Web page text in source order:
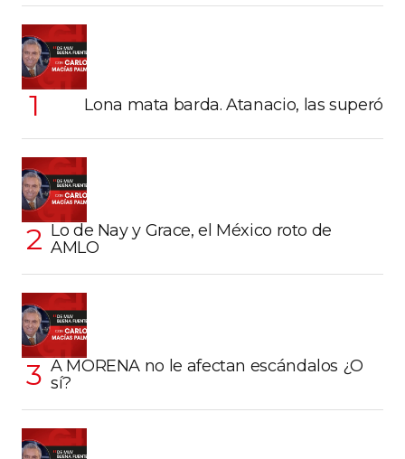
Lona mata barda. Atanacio, las superó
Lo de Nay y Grace, el México roto de
AMLO
A MORENA no le afectan escándalos ¿O
sí?